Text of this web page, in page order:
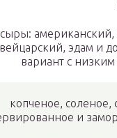
сыры: американский,
эдам и
вариант с
копченое,
и